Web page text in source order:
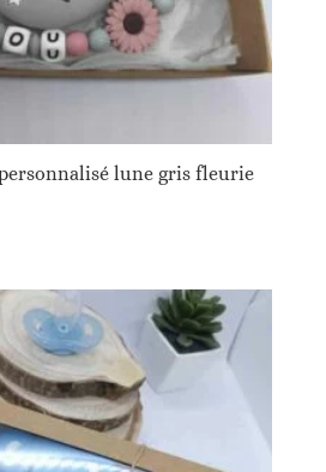
lune gris fleurie